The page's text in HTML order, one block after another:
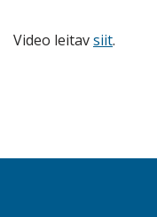
Video leitavsiit.